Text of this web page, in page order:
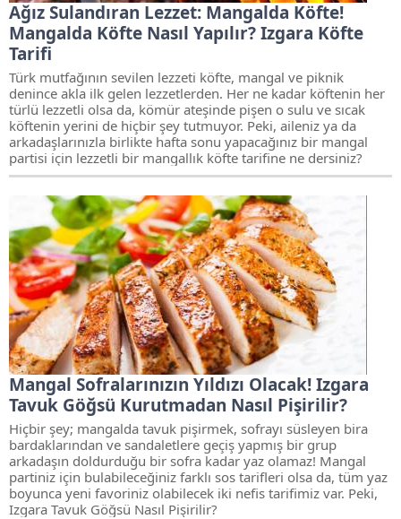
Ağız Sulandıran Lezzet: Mangalda Köfte!
Mangalda Köfte Nasıl Yapılır? Izgara Köfte
Tarifi
Türk mutfağının sevilen lezzeti köfte, mangal ve piknik
denince akla ilk gelen lezzetlerden. Her ne kadar köftenin her
türlü lezzetli olsa da, kömür ateşinde pişen o sulu ve sıcak
köftenin yerini de hiçbir şey tutmuyor. Peki, aileniz ya da
arkadaşlarınızla birlikte hafta sonu yapacağınız bir mangal
partisi için lezzetli bir mangallık köfte tarifine ne dersiniz?
Mangal Sofralarınızın Yıldızı Olacak! Izgara
Tavuk Göğsü Kurutmadan Nasıl Pişirilir?
Hiçbir şey; mangalda tavuk pişirmek, sofrayı süsleyen bira
bardaklarından ve sandaletlere geçiş yapmış bir grup
arkadaşın doldurduğu bir sofra kadar yaz olamaz! Mangal
partiniz için bulabileceğiniz farklı sos tarifleri olsa da, tüm yaz
boyunca yeni favoriniz olabilecek iki nefis tarifimiz var. Peki,
Izgara Tavuk Göğsü Nasıl Pişirilir?